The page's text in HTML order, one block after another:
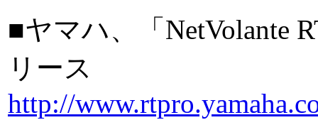
■ヤマハ、「NetVolante
リース
http://